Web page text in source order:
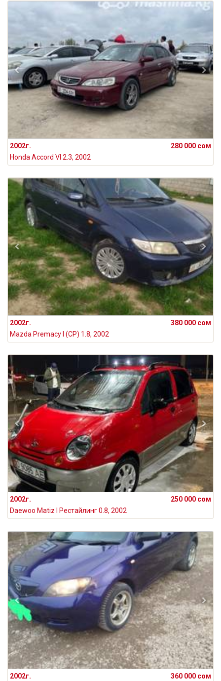
2002г.
280 000 сом
Honda Accord VI 2.3, 2002
2002г.
380 000 сом
Mazda Premacy I (CP) 1.8, 2002
2002г.
250 000 сом
Daewoo Matiz I Рестайлинг 0.8, 2002
2002г.
360 000 сом